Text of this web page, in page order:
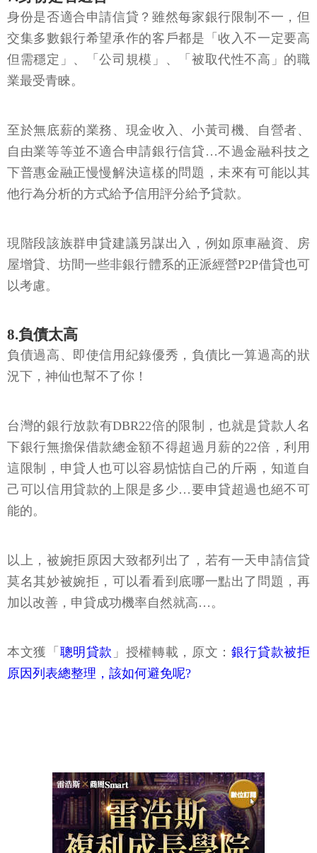
身份是否適合申請信貸？雖然每家銀行限制不一，但
交集多數銀行希望承作的客戶都是「收入不一定要高
但需穩定」、「公司規模」、「被取代性不高」的職
業最受青睞。
至於無底薪的業務、現金收入、小黃司機、自營者、
自由業等等並不適合申請銀行信貸…不過金融科技之
下普惠金融正慢慢解決這樣的問題，未來有可能以其
他行為分析的方式給予信用評分給予貸款。
現階段該族群申貸建議另謀出入，例如原車融資、房
屋增貸、坊間一些非銀行體系的正派經營P2P借貸也可
以考慮。
8.負債太高
負債過高、即使信用紀錄優秀，負債比一算過高的狀
況下，神仙也幫不了你！
台灣的銀行放款有DBR22倍的限制，也就是貸款人名
下銀行無擔保借款總金額不得超過月薪的22倍，利用
這限制，申貸人也可以容易惦惦自己的斤兩，知道自
己可以信用貸款的上限是多少…要申貸超過也絕不可
能的。
以上，被婉拒原因大致都列出了，若有一天申請信貸
莫名其妙被婉拒，可以看看到底哪一點出了問題，再
加以改善，申貸成功機率自然就高…。
本文獲「 聰明貸款 」授權轉載，原文： 銀行貸款被拒
原因列表總整理，該如何避免呢?